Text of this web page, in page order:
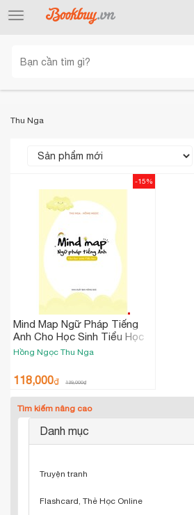
Toggle
Thu Nga
Mind Map Ngữ Pháp Tiếng
Anh Cho Học Sinh Tiểu Học
Hồng Ngọc Thu Nga
118,000₫ 139,000₫
-15%
Tìm kiếm nâng cao
Danh mục
Truyện tranh
Flashcard, Thẻ Học Online